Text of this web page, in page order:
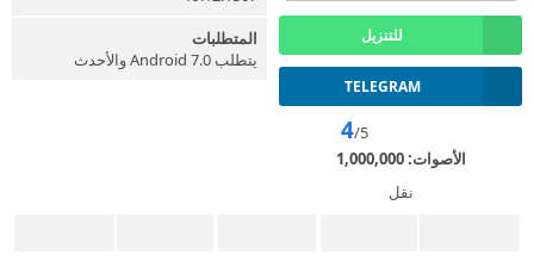
للتنزيل
TELEGRAM
4/5
الأصوات:1,000,000
نقل
المتطلبات
يتطلب Android 7.0 والأحدث